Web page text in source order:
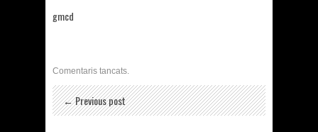
gmcd
Comentaris tancats.
← Previous post